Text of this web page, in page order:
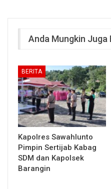
Anda Mungkin Juga
BERITA
Kapolres Sawahlunto
Pimpin Sertijab Kabag
SDM dan Kapolsek
Barangin